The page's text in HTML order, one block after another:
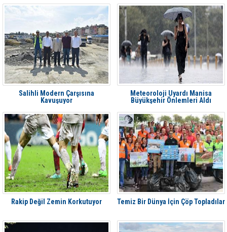
Salihli Modern Çarşısına
Kavuşuyor
Meteoroloji Uyardı Manisa
Büyükşehir Önlemleri Aldı
Rakip Değil Zemin Korkutuyor Temiz Bir Dünya İçin Çöp Topladılar